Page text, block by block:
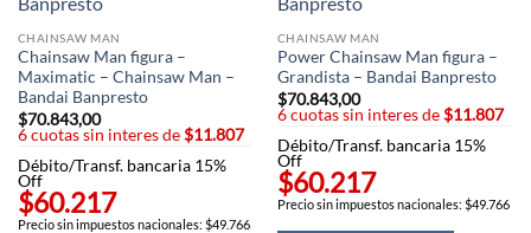
CHAINSAW MAN
Chainsaw Man figura –
Maximatic – Chainsaw Man –
Bandai Banpresto
$70.843,00
6 cuotas sin interes de$11.807
Débito/Transf. bancaria 15%
Off
$60.217
Precio sin impuestos nacionales: $49.766
CHAINSAW MAN
Power Chainsaw Man figura –
Grandista – Bandai Banpresto
$70.843,00
6 cuotas sin interes de$11.807
Débito/Transf. bancaria 15%
Off
$60.217
Precio sin impuestos nacionales: $49.766